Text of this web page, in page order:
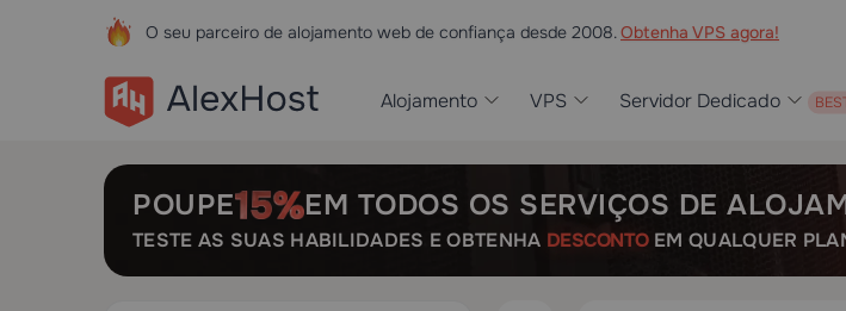
O seu parceiro de alojamento web de confiança desde 2008.Obtenha VPS agora!
Alojamento VPS Servidor Dedicado
POUPE EM TODOS OS SERVIÇOS DE
TESTE AS SUAS HABILIDADES E OBTENHA DESCONTOEM QUALQUER